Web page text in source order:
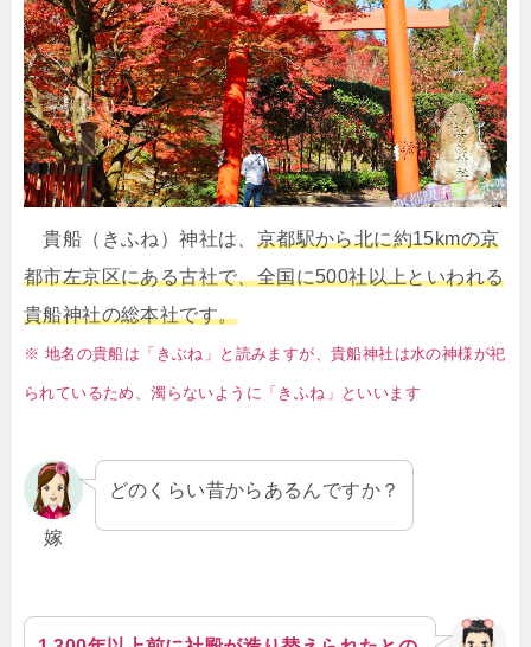
貴船（きふね）神社は、 京都駅から北に約15kmの京
都市左京区にある古社で、全国に500社以上といわれる
貴船神社の総本社です。
※ 地名の貴船は「きぶね」と読みますが、貴船神社は水の神様が祀
られているため、濁らないように「きふね」といいます
嫁
どのくらい昔からあるんですか？